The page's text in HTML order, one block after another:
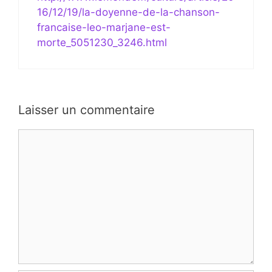
16/12/19/la-doyenne-de-la-chanson-
francaise-leo-marjane-est-
morte_5051230_3246.html
Laisser un commentaire